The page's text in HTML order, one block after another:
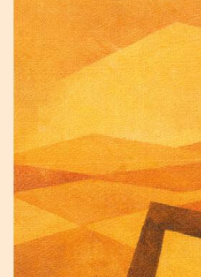
Lewis Carroll
De klopjacht op de sneer
17,50
BESTEL